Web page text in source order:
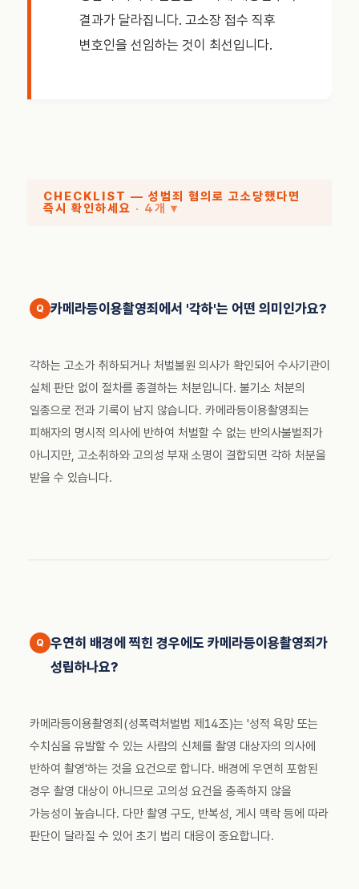
결과가 달라집니다. 고소장 접수 직후
변호인을 선임하는 것이 최선입니다.
CHECKLIST — 성범죄 혐의로 고소당했다면
즉시 확인하세요 · 4개 ▾
카메라등이용촬영죄에서 '각하'는 어떤 의미인가요?
각하는 고소가 취하되거나 처벌불원 의사가 확인되어 수사기관이
실체 판단 없이 절차를 종결하는 처분입니다. 불기소 처분의
일종으로 전과 기록이 남지 않습니다. 카메라등이용촬영죄는
피해자의 명시적 의사에 반하여 처벌할 수 없는 반의사불벌죄가
아니지만, 고소취하와 고의성 부재 소명이 결합되면 각하 처분을
받을 수 있습니다.
우연히 배경에 찍힌 경우에도 카메라등이용촬영죄가
성립하나요?
카메라등이용촬영죄(성폭력처벌법 제14조)는 '성적 욕망 또는
수치심을 유발할 수 있는 사람의 신체를 촬영 대상자의 의사에
반하여 촬영'하는 것을 요건으로 합니다. 배경에 우연히 포함된
경우 촬영 대상이 아니므로 고의성 요건을 충족하지 않을
가능성이 높습니다. 다만 촬영 구도, 반복성, 게시 맥락 등에 따라
판단이 달라질 수 있어 초기 법리 대응이 중요합니다.